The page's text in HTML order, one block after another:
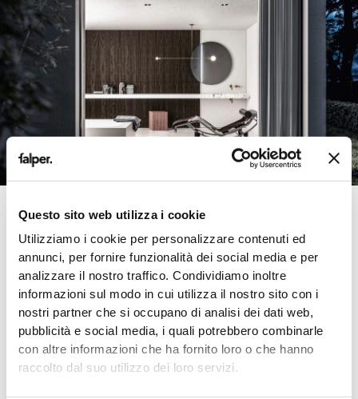
Questo sito web utilizza i cookie
Utilizziamo i cookie per personalizzare contenuti ed
annunci, per fornire funzionalità dei social media e per
analizzare il nostro traffico. Condividiamo inoltre
informazioni sul modo in cui utilizza il nostro sito con i
nostri partner che si occupano di analisi dei dati web,
pubblicità e social media, i quali potrebbero combinarle
con altre informazioni che ha fornito loro o che hanno
raccolto dal suo utilizzo dei loro servizi.